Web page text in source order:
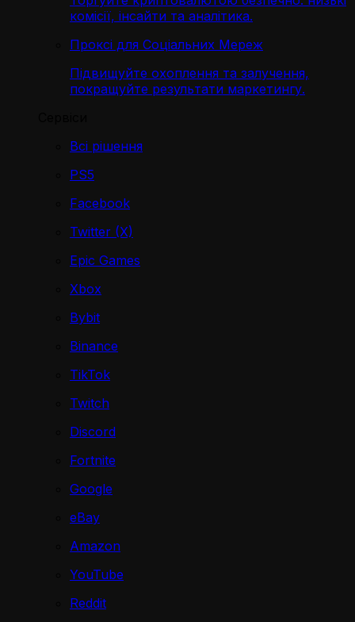
комісії, інсайти та аналітика.
Проксі для Соціальних Мереж
Підвищуйте охоплення та залучення,
покращуйте результати маркетингу.
Всі рішення
PS5
Facebook
Twitter (X)
Epic Games
Xbox
Bybit
Binance
TikTok
Twitch
Discord
Fortnite
Google
eBay
Amazon
YouTube
Reddit